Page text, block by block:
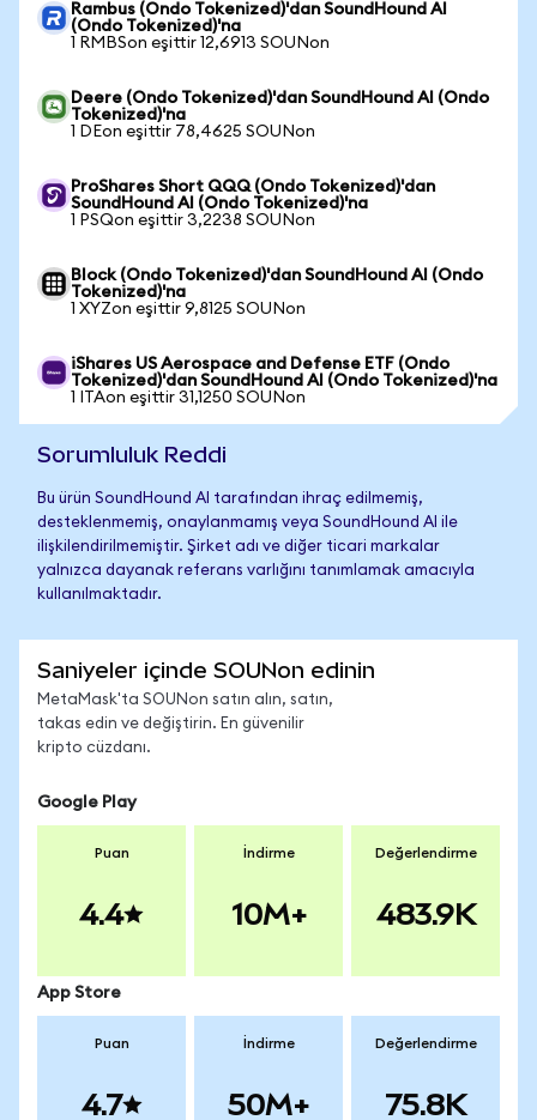
Rambus (Ondo Tokenized)'dan SoundHound AI
(Ondo Tokenized)'na
1 RMBSon eşittir 12,6913 SOUNon
Deere (Ondo Tokenized)'dan SoundHound AI (Ondo
Tokenized)'na
1 DEon eşittir 78,4625 SOUNon
ProShares Short QQQ (Ondo Tokenized)'dan
SoundHound AI (Ondo Tokenized)'na
1 PSQon eşittir 3,2238 SOUNon
Block (Ondo Tokenized)'dan SoundHound AI (Ondo
Tokenized)'na
1 XYZon eşittir 9,8125 SOUNon
iShares US Aerospace and Defense ETF (Ondo
Tokenized)'dan SoundHound AI (Ondo Tokenized)'na
1 ITAon eşittir 31,1250 SOUNon
Sorumluluk Reddi
Bu ürün SoundHound AI tarafından ihraç edilmemiş,
desteklenmemiş, onaylanmamış veya SoundHound AI ile
ilişkilendirilmemiştir. Şirket adı ve diğer ticari markalar
yalnızca dayanak referans varlığını tanımlamak amacıyla
kullanılmaktadır.
Saniyeler içinde SOUNon edinin
MetaMask'ta SOUNon satın alın, satın,
takas edin ve değiştirin. En güvenilir
kripto cüzdanı.
Google Play
Puan
4.4
İndirme
10M+
Değerlendirme
483.9K
App Store
Puan
4.7
İndirme
50M+
Değerlendirme
75.8K